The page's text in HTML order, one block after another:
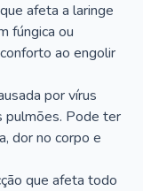
afeta a laringe
fúngica ou
ao engolir
por vírus
pulmões. Pode ter
dor no corpo e
que afeta todo